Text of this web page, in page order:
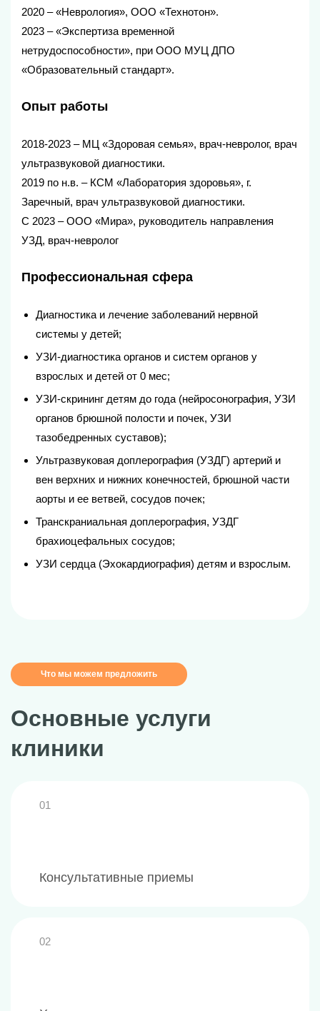
2020 – «Неврология», ООО «Технотон».
2023 – «Экспертиза временной
нетрудоспособности», при ООО МУЦ ДПО
«Образовательный стандарт».
Опыт работы
2018-2023 – МЦ «Здоровая семья», врач-невролог, врач
ультразвуковой диагностики.
2019 по н.в. – КСМ «Лаборатория здоровья», г.
Заречный, врач ультразвуковой диагностики.
С 2023 – ООО «Мира», руководитель направления
УЗД, врач-невролог
Профессиональная сфера
Диагностика и лечение заболеваний нервной
системы у детей;
УЗИ-диагностика органов и систем органов у
взрослых и детей от 0 мес;
УЗИ-скрининг детям до года (нейросонография, УЗИ
органов брюшной полости и почек, УЗИ
тазобедренных суставов);
Ультразвуковая доплерография (УЗДГ) артерий и
вен верхних и нижних конечностей, брюшной части
аорты и ее ветвей, сосудов почек;
Транскраниальная доплерография, УЗДГ
брахиоцефальных сосудов;
УЗИ сердца (Эхокардиография) детям и взрослым.
Что мы можем предложить
Основные услуги
клиники
01
Консультативные приемы
02